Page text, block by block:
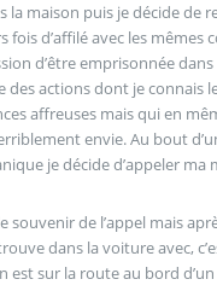
la maison puis je décide de
fois d’affilé avec les mêmes
d’être emprisonnée
des actions dont je connais
affreuses mais qui en
envie. Au bout
je décide d’appeler ma
le souvenir de l’appel mais
dans la voiture avec,
est sur la route au bord